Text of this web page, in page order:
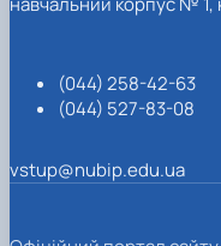
(044) 258-42-63
(044) 527-83-08
vstup@nubip.edu.ua